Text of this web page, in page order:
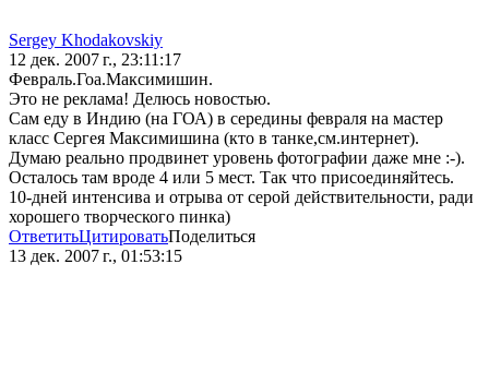
Sergey Khodakovskiy
12 дек. 2007 г., 23:11:17
Февраль.Гоа.Максимишин.
Это не реклама! Делюсь новостью.
Сам еду в Индию (на ГОА) в середины февраля на мастер
класс Сергея Максимишина (кто в танке,см.интернет).
Думаю реально продвинет уровень фотографии даже мне :-).
Осталось там вроде 4 или 5 мест. Так что присоединяйтесь.
10-дней интенсива и отрыва от серой действительности, ради
хорошего творческого пинка)
ОтветитьЦитироватьПоделиться
13 дек. 2007 г., 01:53:15